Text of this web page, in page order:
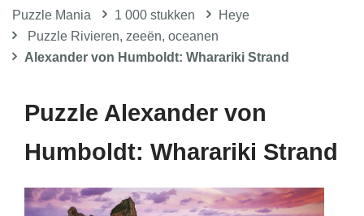
Puzzle Mania 1 000 stukken
Heye
Puzzle Rivieren, zeeën, oceanen
Alexander von Humboldt: Wharariki Strand
Puzzle Alexander von
Humboldt: Wharariki Strand